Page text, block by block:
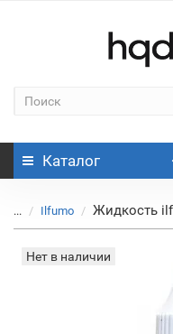
Каталог
... Ilfumo Жидкость
Нет в наличии